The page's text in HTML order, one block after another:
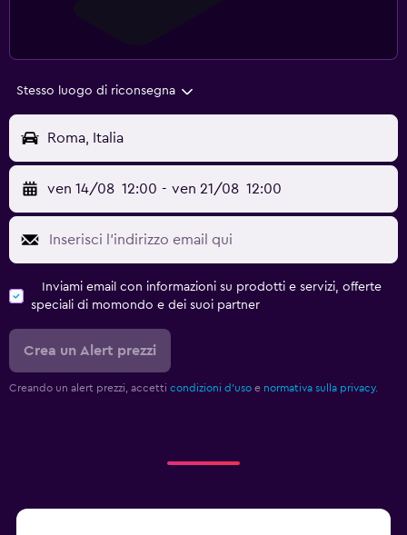
Stesso luogo di riconsegna
Roma, Italia
ven 14/08 12:00 - ven 21/08 12:00
Inviami email con informazioni su prodotti e servizi, offerte
speciali di momondo e dei suoi partner
Crea un Alert prezzi
Creando un alert prezzi, accetti condizioni d'uso e normativa sulla privacy.